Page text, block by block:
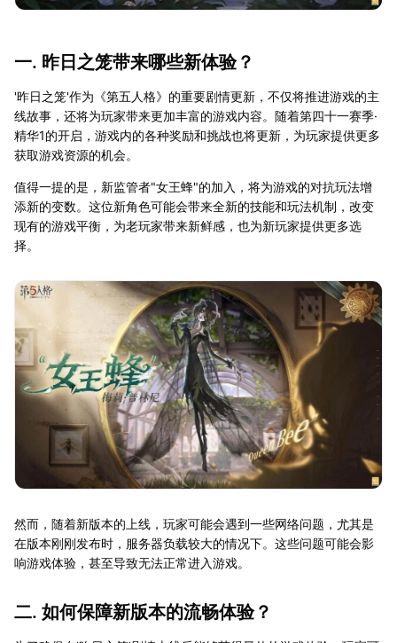
一. 昨日之笼带来哪些新体验？
'昨日之笼'作为《第五人格》的重要剧情更新，不仅将推进游戏的主
线故事，还将为玩家带来更加丰富的游戏内容。随着第四十一赛季·
精华1的开启，游戏内的各种奖励和挑战也将更新，为玩家提供更多
获取游戏资源的机会。
值得一提的是，新监管者"女王蜂"的加入，将为游戏的对抗玩法增
添新的变数。这位新角色可能会带来全新的技能和玩法机制，改变
现有的游戏平衡，为老玩家带来新鲜感，也为新玩家提供更多选
择。
然而，随着新版本的上线，玩家可能会遇到一些网络问题，尤其是
在版本刚刚发布时，服务器负载较大的情况下。这些问题可能会影
响游戏体验，甚至导致无法正常进入游戏。
二. 如何保障新版本的流畅体验？